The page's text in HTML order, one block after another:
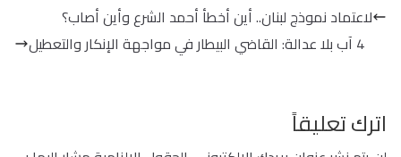
لاعتماد نموذج لبنان.. أين أخطأ أحمد الشرع وأين أصاب؟
4 آب بلا عدالة: القاضي البيطار في مواجهة الإنكار والتعطيل
اترك تعليقاً